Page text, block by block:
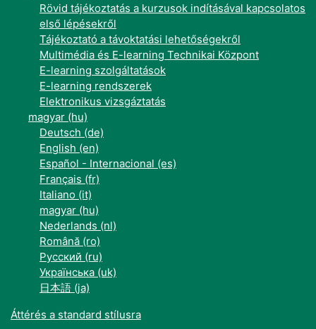
Rövid tájékoztatás a kurzusok indításával kapcsolatos
első lépésekről
Tájékoztató a távoktatási lehetőségekről
Multimédia és E-learning Technikai Központ
E-learning szolgáltatások
E-learning rendszerek
Elektronikus vizsgáztatás
magyar ‎(hu)‎
Deutsch ‎(de)‎
English ‎(en)‎
Español - Internacional ‎(es)‎
Français ‎(fr)‎
Italiano ‎(it)‎
magyar ‎(hu)‎
Nederlands ‎(nl)‎
Română ‎(ro)‎
Русский ‎(ru)‎
Українська ‎(uk)‎
日本語 ‎(ja)‎
Áttérés a standard stílusra